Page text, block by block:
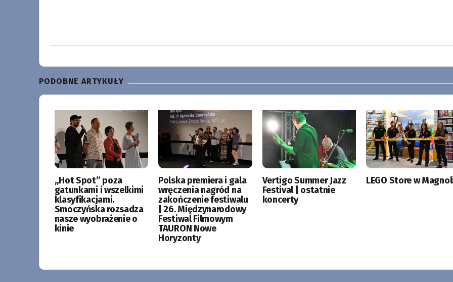
PODOBNE ARTYKUŁY
„Hot Spot” poza
gatunkami i wszelkimi
klasyfikacjami.
Smoczyńska rozsadza
nasze wyobrażenie o
kinie
Polska premiera i gala
wręczenia nagród na
zakończenie festiwalu
| 26. Międzynarodowy
Festiwal Filmowym
TAURON Nowe
Horyzonty
Vertigo Summer Jazz
Festival | ostatnie
koncerty
LEGO Store w